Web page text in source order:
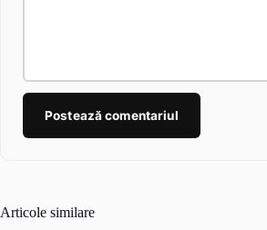
Postează comentariul
Articole similare